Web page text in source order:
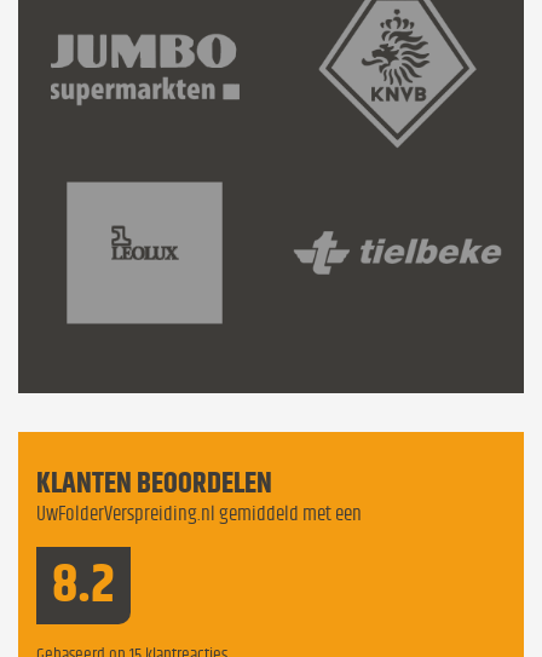
KLANTEN BEOORDELEN
UwFolderVerspreiding.nl gemiddeld met een
8.2